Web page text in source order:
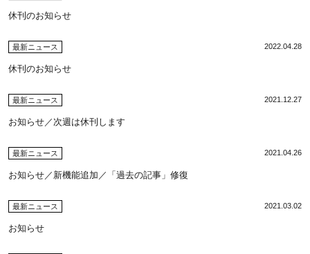
休刊のお知らせ
最新ニュース 2022.04.28
休刊のお知らせ
最新ニュース 2021.12.27
お知らせ／次週は休刊します
最新ニュース 2021.04.26
お知らせ／新機能追加／「過去の記事」修復
最新ニュース 2021.03.02
お知らせ